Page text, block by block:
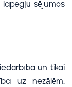
lapegļu sējumos
un tikai
uz nezālēm.